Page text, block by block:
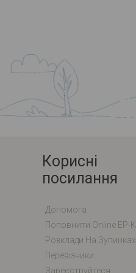
Корисні
посилання
Допомога
Розклади На Зупинках
Перевізники
Зареєструйтеся